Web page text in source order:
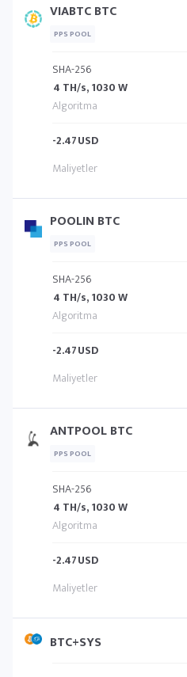
VIABTC BTC
PPS POOL
SHA-256
4 TH/s, 1030 W
-2.47USD
POOLIN BTC
PPS POOL
SHA-256
4 TH/s, 1030 W
-2.47USD
ANTPOOL BTC
PPS POOL
SHA-256
4 TH/s, 1030 W
-2.47USD
BTC+SYS